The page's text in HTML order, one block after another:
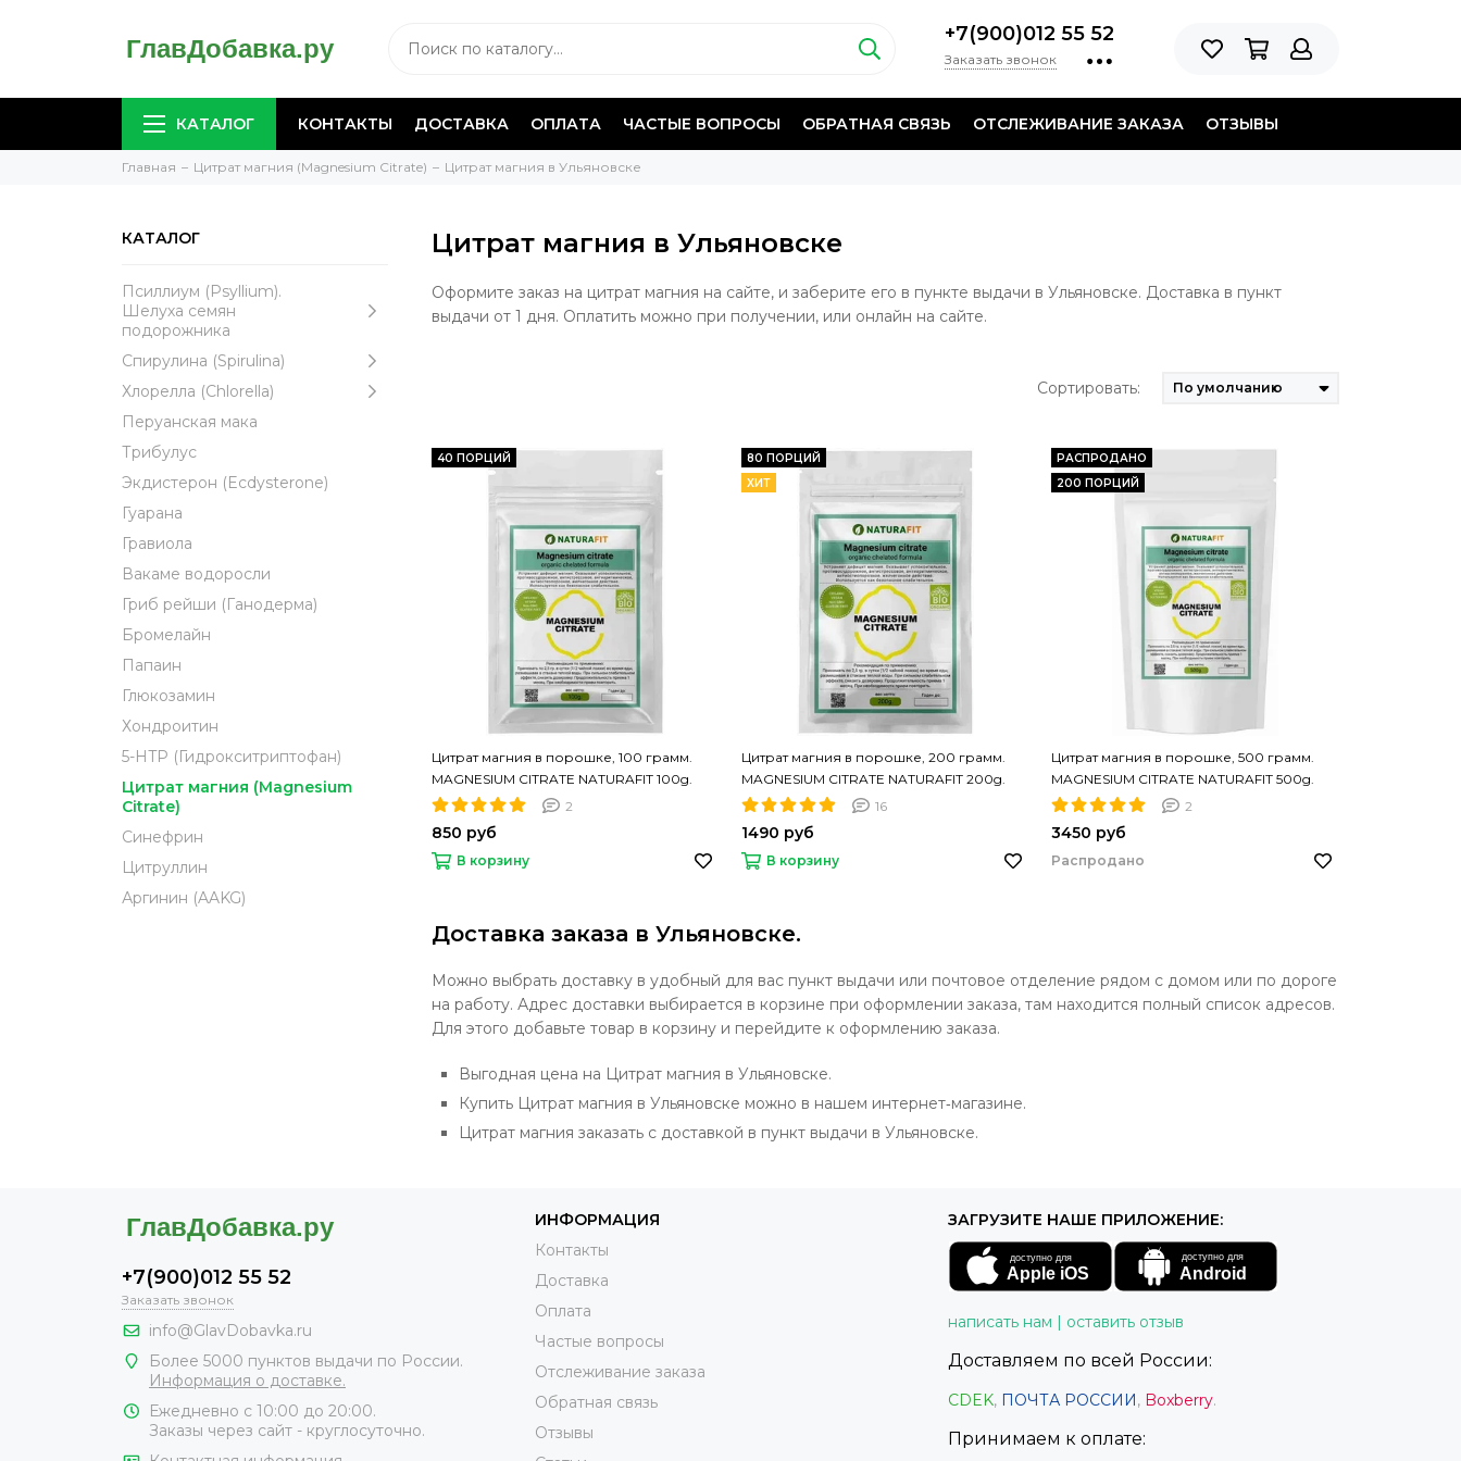
+7(900)012 55 52
Заказать звонок
КАТАЛОГ КОНТАКТЫ ДОСТАВКА ОПЛАТА ЧАСТЫЕ ВОПРОСЫ ОБРАТНАЯ СВЯЗЬ ОТСЛЕЖИВАНИЕ ЗАКАЗА ОТЗЫВЫ
Главная Цитрат магния (Magnesium Citrate) Цитрат магния в Ульяновске
КАТАЛОГ
Псиллиум (Psyllium).
Шелуха семян
подорожника
Спирулина (Spirulina)
Хлорелла (Chlorella)
Перуанская мака
Трибулус
Экдистерон (Ecdysterone)
Гуарана
Гравиола
Вакаме водоросли
Гриб рейши (Ганодерма)
Бромелайн
Папаин
Глюкозамин
Хондроитин
5-HTP (Гидрокситриптофан)
Цитрат магния (Magnesium
Citrate)
Синефрин
Цитруллин
Аргинин (AAKG)
Цитрат магния в Ульяновске
Оформите заказ на цитрат магния на сайте, и заберите его в пункте выдачи в Ульяновске. Доставка в пункт
выдачи от 1 дня. Оплатить можно при получении, или онлайн на сайте.
Сортировать:
40 ПОРЦИЙ
Цитрат магния в порошке, 100 грамм.
MAGNESIUM CITRATE NATURAFIT 100g.
PREMIUM. Растворимый
2
850 руб
В корзину
80 ПОРЦИЙ
ХИТ
Цитрат магния в порошке, 200 грамм.
MAGNESIUM CITRATE NATURAFIT 200g.
PREMIUM. Растворимый
16
1490 руб
В корзину
РАСПРОДАНО
200 ПОРЦИЙ
Цитрат магния в порошке, 500 грамм.
MAGNESIUM CITRATE NATURAFIT 500g.
PREMIUM. Растворимый
2
3450 руб
Распродано
Доставка заказа в Ульяновске.
Можно выбрать доставку в удобный для вас пункт выдачи или почтовое отделение рядом с домом или по дороге
на работу. Адрес доставки выбирается в корзине при оформлении заказа, там находится полный список адресов.
Для этого добавьте товар в корзину и перейдите к оформлению заказа.
Выгодная цена на Цитрат магния в Ульяновске.
Купить Цитрат магния в Ульяновске можно в нашем интернет‐магазине.
Цитрат магния заказать с доставкой в пункт выдачи в Ульяновске.
+7(900)012 55 52
Заказать звонок
info@GlavDobavka.ru
Более 5000 пунктов выдачи по России.
Информация о доставке.
Ежедневно с 10:00 до 20:00.
Заказы через сайт - круглосуточно.
ИНФОРМАЦИЯ
Контакты
Доставка
Оплата
Частые вопросы
Отслеживание заказа
Обратная связь
Отзывы
ЗАГРУЗИТЕ НАШЕ ПРИЛОЖЕНИЕ:
написать нам | оставить отзыв
Доставляем по всей России:
CDEK, ПОЧТА РОССИИ, Boxberry.
Принимаем к оплате: